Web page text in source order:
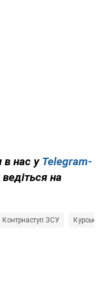
в нас у Telegram-
на
Контрнаступ ЗСУ Курська